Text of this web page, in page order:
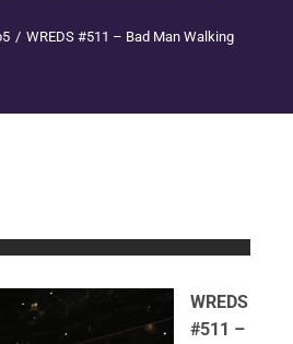
WREDS #511 – Bad Man Walking
WREDS
#511 –